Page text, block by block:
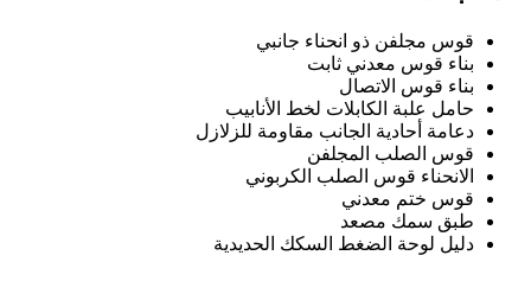
قوس مجلفن ذو انحناء جانبي
بناء قوس معدني ثابت
بناء قوس الاتصال
حامل علبة الكابلات لخط الأنابيب
دعامة أحادية الجانب مقاومة للزلازل
قوس الصلب المجلفن
الانحناء قوس الصلب الكربوني
قوس ختم معدني
طبق سمك مصعد
دليل لوحة الضغط السكك الحديدية